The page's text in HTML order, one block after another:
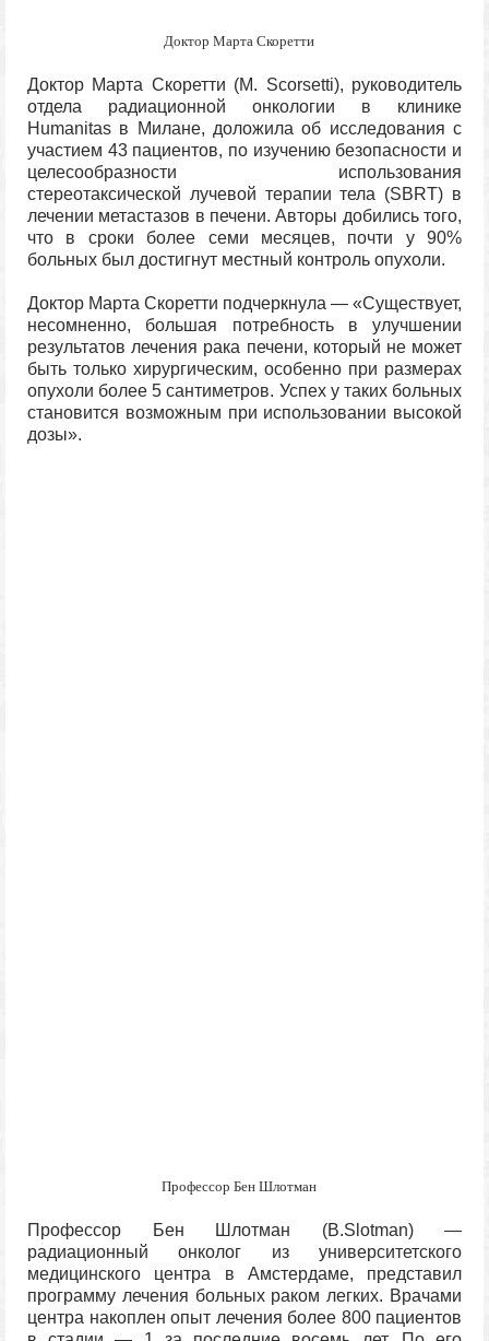
Доктор Марта Скоретти
Доктор Марта Скоретти (М. Scorsetti), руководитель
отдела радиационной онкологии в клинике
Humanitas в Милане, доложила об исследования с
участием 43 пациентов, по изучению безопасности и
целесообразности использования
стереотаксической лучевой терапии тела (SBRT) в
лечении метастазов в печени. Авторы добились того,
что в сроки более семи месяцев, почти у 90%
больных был достигнут местный контроль опухоли.
Доктор Марта Скоретти подчеркнула — «Существует,
несомненно, большая потребность в улучшении
результатов лечения рака печени, который не может
быть только хирургическим, особенно при размерах
опухоли более 5 сантиметров. Успех у таких больных
становится возможным при использовании высокой
дозы».
Профессор Бен Шлотман
Профессор Бен Шлотман (В.Slotman) —
радиационный онколог из университетского
медицинского центра в Амстердаме, представил
программу лечения больных раком легких. Врачами
центра накоплен опыт лечения более 800 пациентов